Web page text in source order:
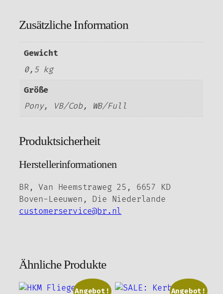
Zusätzliche Information
Gewicht
0,5 kg
Größe
Pony, VB/Cob, WB/Full
Produktsicherheit
Herstellerinformationen
BR, Van Heemstraweg 25, 6657 KD
Boven-Leeuwen, Die Niederlande
customerservice@br.nl
Ähnliche Produkte
Angebot! Angebot!